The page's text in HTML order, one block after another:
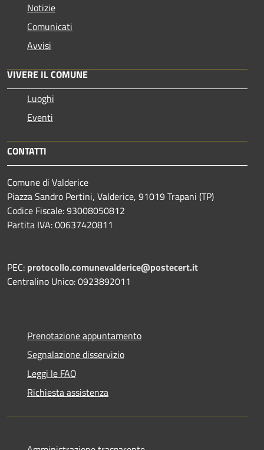
Notizie
Comunicati
Avvisi
VIVERE IL COMUNE
Luoghi
Eventi
CONTATTI
Comune di Valderice
Piazza Sandro Pertini, Valderice, 91019 Trapani (TP)
Codice Fiscale: 93008050812
Partita IVA: 00637420811
PEC: protocollo.comunevalderice@postecert.it
Centralino Unico: 0923892011
Prenotazione appuntamento
Segnalazione disservizio
Leggi le FAQ
Richiesta assistenza